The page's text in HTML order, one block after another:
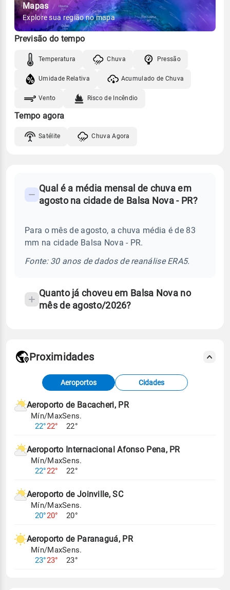
Mapas
Explore sua região no mapa
Previsão do tempo
Temperatura Chuva Pressão
Umidade Relativa Acumulado de Chuva
Vento Risco de Incêndio
Tempo agora
Satélite Chuva Agora
Perguntas
sobre
chuva
Qual é a média mensal de chuva em
agosto na cidade de Balsa Nova - PR?
Para o mês de agosto, a chuva média é de 83
mm na cidade Balsa Nova - PR.
Fonte: 30 anos de dados de reanálise ERA5.
Quanto já choveu em Balsa Nova no
mês de agosto/2026?
Fonte: dados combinados de estações
meteorológicas e satélite do Centro de Previsão
de Tempo e Estudos Climáticos (CPTEC).
Para obter mais informações sobre os dados
Proximidades
Aeroportos Cidades
Aeroporto de Bacacheri, PR
Mín/Max
22°22°
Sens.
22°
Aeroporto Internacional Afonso Pena, PR
Mín/Max
22°22°
Sens.
22°
Aeroporto de Joinville, SC
Mín/Max
20°20°
Sens.
20°
Aeroporto de Paranaguá, PR
Mín/Max
23°23°
Sens.
23°